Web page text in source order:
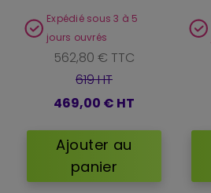
Expédié sous 3 à 5
jours ouvrés
562,80 € TTC
619 HT
469,00 € HT
Ajouter au
panier